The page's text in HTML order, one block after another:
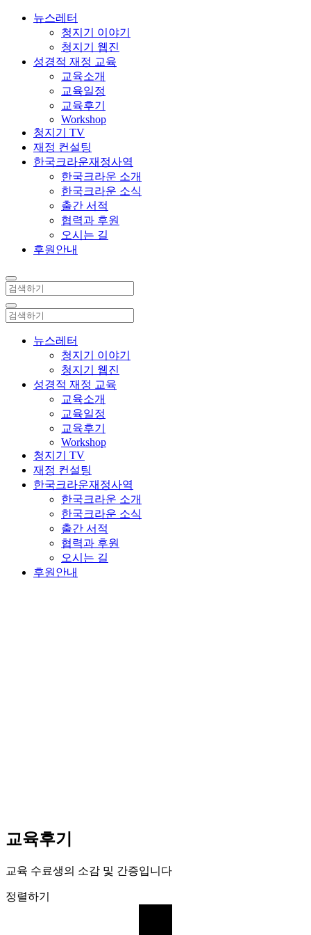
뉴스레터
청지기 이야기
청지기 웹진
성경적 재정 교육
교육소개
교육일정
교육후기
Workshop
청지기 TV
재정 컨설팅
한국크라운재정사역
한국크라운 소개
한국크라운 소식
출간 서적
협력과 후원
오시는 길
후원안내
뉴스레터
청지기 이야기
청지기 웹진
성경적 재정 교육
교육소개
교육일정
교육후기
Workshop
청지기 TV
재정 컨설팅
한국크라운재정사역
한국크라운 소개
한국크라운 소식
출간 서적
협력과 후원
오시는 길
후원안내
교육후기
교육 수료생의 소감 및 간증입니다
정렬하기